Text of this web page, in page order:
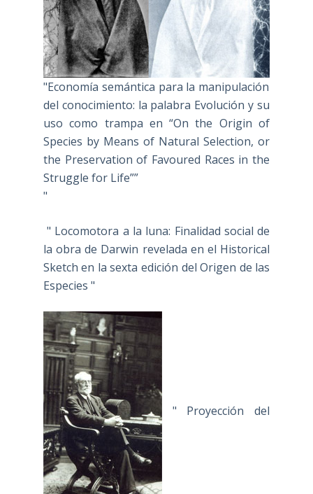
"Economía semántica para la manipulación
del conocimiento: la palabra Evolución y su
uso como trampa en “On the Origin of
Species by Means of Natural Selection, or
the Preservation of Favoured Races in the
Struggle for Life””
"
" Locomotora a la luna: Finalidad social de
la obra de Darwin revelada en el Historical
Sketch en la sexta edición del Origen de las
Especies "
" Proyección del